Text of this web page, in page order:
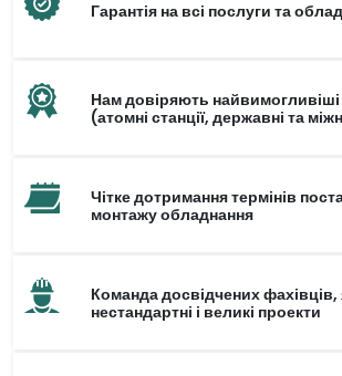
Гарантія на всі послуги та
Нам довіряють найвимогливіші
(атомні станції, державні та
Чітке дотримання термінів
монтажу обладнання
Команда досвідчених фахівців,
нестандартні і великі проекти